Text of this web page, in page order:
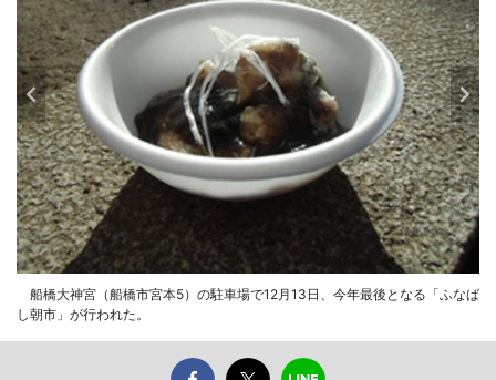
船橋大神宮（船橋市宮本5）の駐車場で12月13日、今年最後となる「ふなば
し朝市」が行われた。